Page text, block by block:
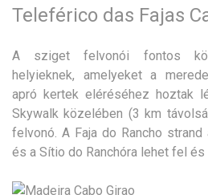
Teleférico das Fajas
A sziget felvonói fontos
helyieknek, amelyeket a
apró kertek eléréséhez hoztak
Skywalk közelében (3 km
felvonó. A Faja do Rancho
és a Sítio do Ranchóra lehet fel és